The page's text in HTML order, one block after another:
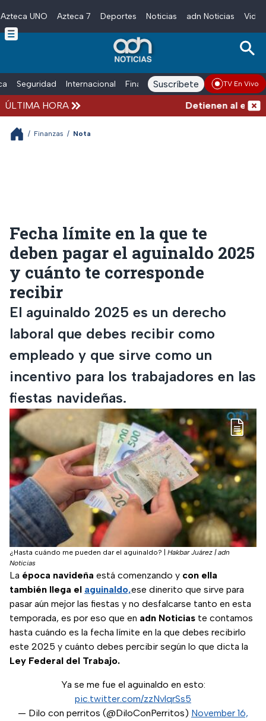
Skip to main content
Azteca UNO Azteca 7 Deportes Noticias adn Noticias
Seguridad Internacional Finanzas adn Noticias Radio
Suscríbete TV En Vivo
ÚLTIMA HORA Detienen al
/ Finanzas / Nota
Fecha límite en la que te
deben pagar el aguinaldo 2025
y cuánto te corresponde
recibir
El aguinaldo 2025 es un derecho
laboral que debes recibir como
empleado y que sirve como un
incentivo para los trabajadores en las
fiestas navideñas.
¿Hasta cuándo me pueden dar el aguinaldo?
Hakbar Juárez | adn
Noticias
La época navideña está comenzando y con ella
también llega el aguinaldo,ese dinerito que sirve para
pasar aún mejor las fiestas y no desfalcarse tanto en esta
temporada, es por eso que en adn Noticias te contamos
hasta cuándo es la fecha límite en la que debes recibirlo
este 2025 y cuánto debes percibir según lo que dicta la
Ley Federal del Trabajo.
Ya se me fue el aguinaldo en esto:
pic.twitter.com/zzNvlqrSs5
— Dilo con perritos (@DiloConPerritos) November 16,